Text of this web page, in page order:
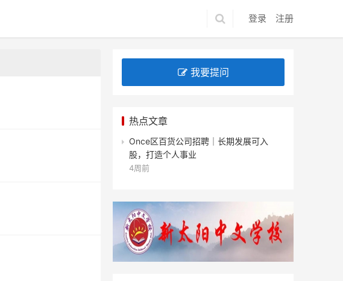
登录 注册
我要提问
热点文章
Once区百货公司招聘｜长期发展可入
股，打造个人事业
4周前